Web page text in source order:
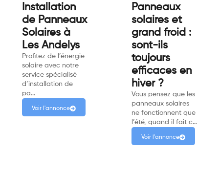
Installation
de Panneaux
Solaires à
Les Andelys
Profitez de l’énergie
solaire avec notre
service spécialisé
d’installation de
pa…
Voir l'annonce
Panneaux
solaires et
grand froid :
sont-ils
toujours
efficaces en
hiver ?
Vous pensez que les
panneaux solaires
ne fonctionnent que
l’été, quand il fait c…
Voir l'annonce